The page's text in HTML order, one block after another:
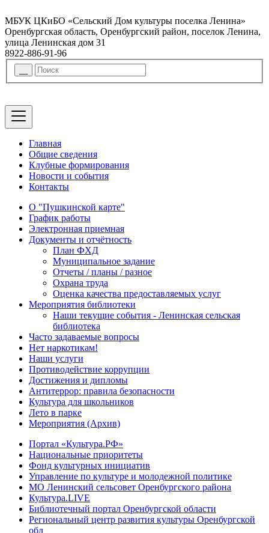
МБУК ЦКиБО «Сельский Дом культуры поселка Ленина»
Оренбургская область, Оренбургский район, поселок Ленина,
улица Ленинская дом 31
8922-886-91-96
Главная
Общие сведения
Клубные формирования
Новости и события
Контакты
О "Пушкинской карте"
График работы
Электронная приемная
Документы и отчётность
План ФХД
Муниципальное задание
Отчеты / планы / разное
Охрана труда
Оценка качества предоставляемых услуг
Мероприятия библиотеки
Наши текущие события - Ленинская сельская
библиотека
Часто задаваемые вопросы
Нет наркотикам!
Наши услуги
Противодействие коррупции
Достижения и дипломы
Антитеррор: правила безопасности
Культура для школьников
Лето в парке
Мероприятия (Архив)
Портал «Культура.РФ»
Национальные приоритеты
Фонд культурных инициатив
Управление по культуре и молодежной политике
МО Ленинский сельсовет Оренбургского района
Культура.LIVE
Библиотечный портал Оренбургской области
Региональный центр развития культуры Оренбургской
обл